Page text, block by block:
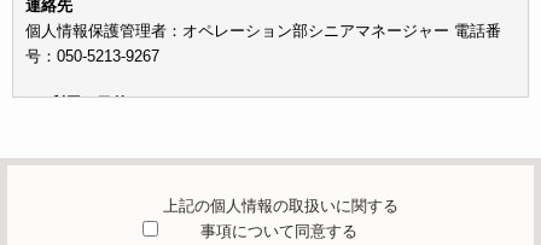
連絡先
個人情報保護管理者：オペレーション部シニアマネージャー 電話番
号：050-5213-9267
c）利用の目的
を適切に受け付け、当社が提供するサービスに関する情報を電子メー
d）個人情報を第三者に提供することが予定される場合の事項
上記の個人情報の取扱いに関する
事項について同意する